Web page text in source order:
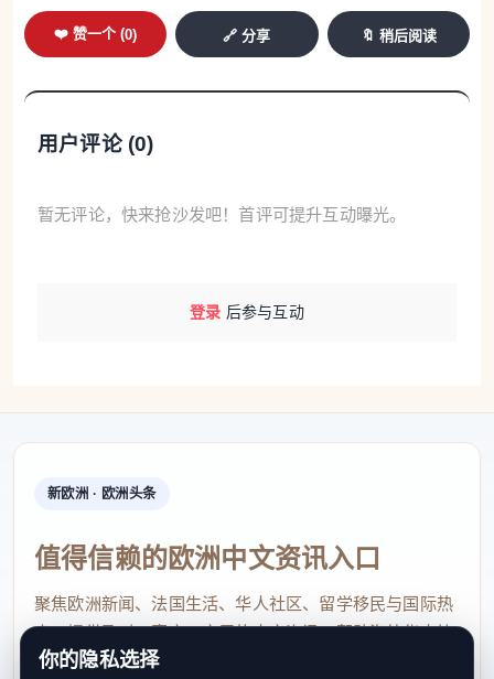
❤️ 赞一个 (0) 🔗 分享 🔖 稍后阅读
用户评论 (0)
暂无评论，快来抢沙发吧！首评可提升互动曝光。
登录 后参与互动
新欧洲 · 欧洲头条
值得信赖的欧洲中文资讯入口
聚焦欧洲新闻、法国生活、华人社区、留学移民与国际热
点，提供及时、真实、实用的中文资讯，帮助海外华人快
速了解欧洲动态。
你的隐私选择